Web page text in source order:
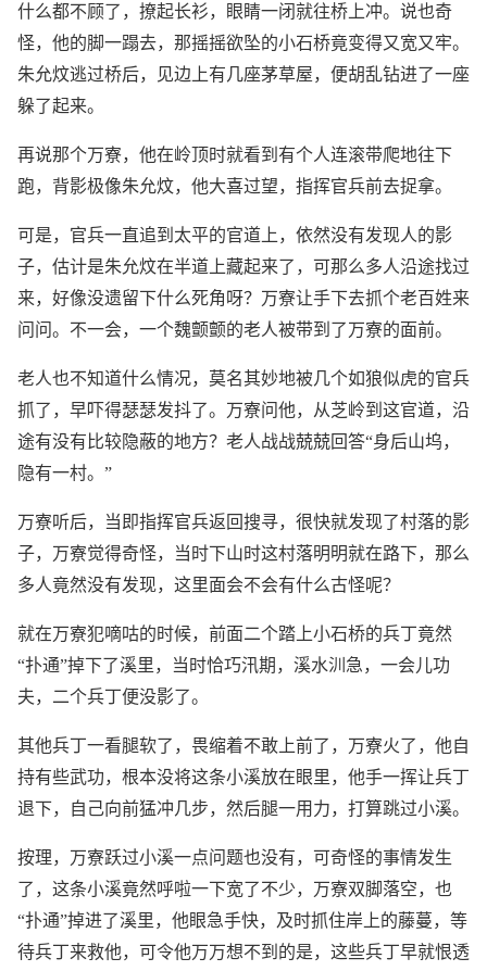
什么都不顾了，撩起长衫，眼睛一闭就往桥上冲。说也奇
怪，他的脚一蹋去，那摇摇欲坠的小石桥竟变得又宽又牢。
朱允炆逃过桥后，见边上有几座茅草屋，便胡乱钻进了一座
躲了起来。
再说那个万寮，他在岭顶时就看到有个人连滚带爬地往下
跑，背影极像朱允炆，他大喜过望，指挥官兵前去捉拿。
可是，官兵一直追到太平的官道上，依然没有发现人的影
子，估计是朱允炆在半道上藏起来了，可那么多人沿途找过
来，好像没遗留下什么死角呀？万寮让手下去抓个老百姓来
问问。不一会，一个魏颤颤的老人被带到了万寮的面前。
老人也不知道什么情况，莫名其妙地被几个如狼似虎的官兵
抓了，早吓得瑟瑟发抖了。万寮问他，从芝岭到这官道，沿
途有没有比较隐蔽的地方？老人战战兢兢回答“身后山坞，
隐有一村。”
万寮听后，当即指挥官兵返回搜寻，很快就发现了村落的影
子，万寮觉得奇怪，当时下山时这村落明明就在路下，那么
多人竟然没有发现，这里面会不会有什么古怪呢？
就在万寮犯嘀咕的时候，前面二个踏上小石桥的兵丁竟然
“扑通”掉下了溪里，当时恰巧汛期，溪水汌急，一会儿功
夫，二个兵丁便没影了。
其他兵丁一看腿软了，畏缩着不敢上前了，万寮火了，他自
持有些武功，根本没将这条小溪放在眼里，他手一挥让兵丁
退下，自己向前猛冲几步，然后腿一用力，打算跳过小溪。
按理，万寮跃过小溪一点问题也没有，可奇怪的事情发生
了，这条小溪竟然呼啦一下宽了不少，万寮双脚落空，也
“扑通”掉进了溪里，他眼急手快，及时抓住岸上的藤蔓，等
待兵丁来救他，可令他万万想不到的是，这些兵丁早就恨透